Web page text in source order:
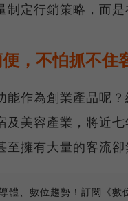
定行銷策略，而是
，不怕抓不住
能作為創業產品呢
及美容產業，將近
擁有大量的客流卻
體、數位趨勢！訂閱《數